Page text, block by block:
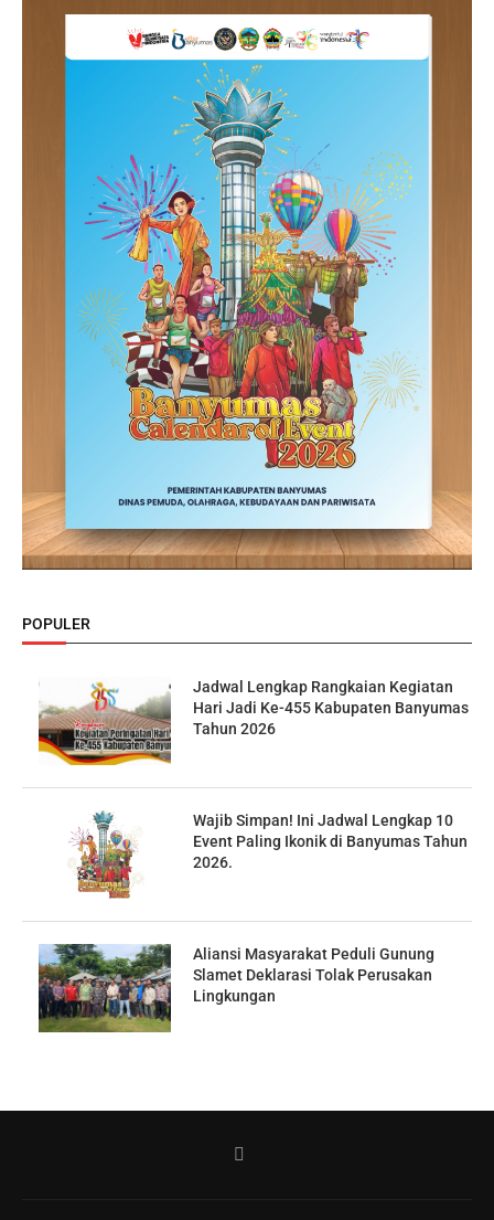
POPULER
Jadwal Lengkap Rangkaian Kegiatan
Hari Jadi Ke-455 Kabupaten Banyumas
Tahun 2026
Wajib Simpan! Ini Jadwal Lengkap 10
Event Paling Ikonik di Banyumas Tahun
2026.
Aliansi Masyarakat Peduli Gunung
Slamet Deklarasi Tolak Perusakan
Lingkungan